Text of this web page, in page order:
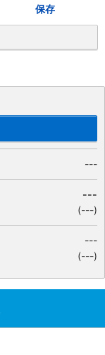
保存
---
---
(---)
---
(---)